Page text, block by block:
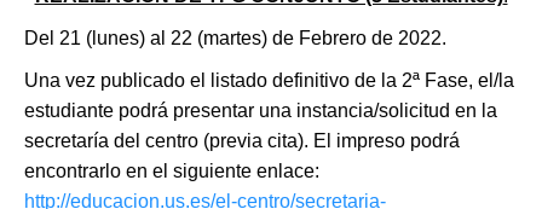
Del 21 (lunes) al 22 (martes) de Febrero de 2022.
Una vez publicado el listado definitivo de la 2ª Fase, el/la
estudiante podrá presentar una instancia/solicitud en la
secretaría del centro (previa cita). El impreso podrá
encontrarlo en el siguiente enlace:
http://educacion.us.es/el-centro/secretaria-